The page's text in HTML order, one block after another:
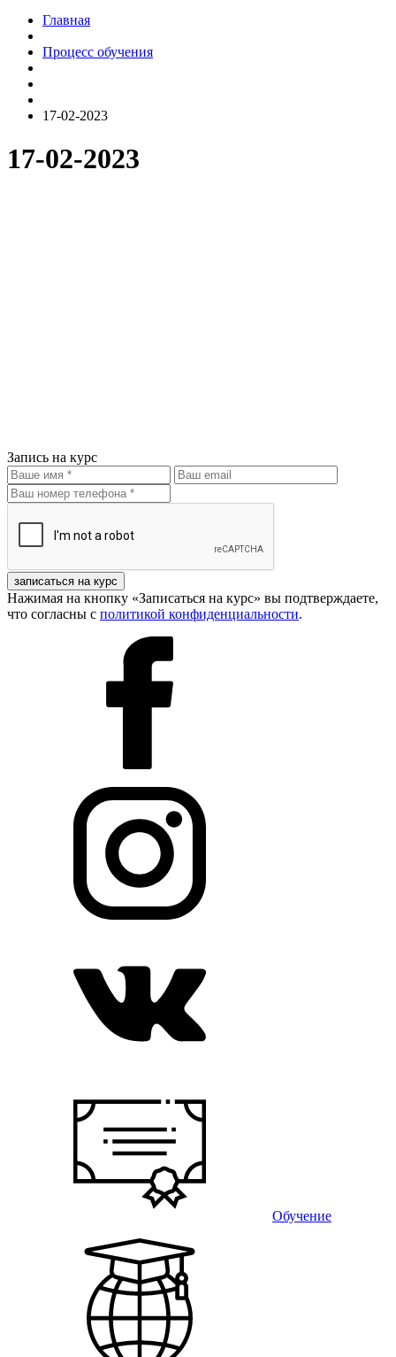
Главная
Процесс обучения
17-02-2023
17-02-2023
Запись на курс
записаться на курс
Нажимая на кнопку «Записаться на курс» вы подтверждаете,
что согласны с политикой конфиденциальности.
Обучение